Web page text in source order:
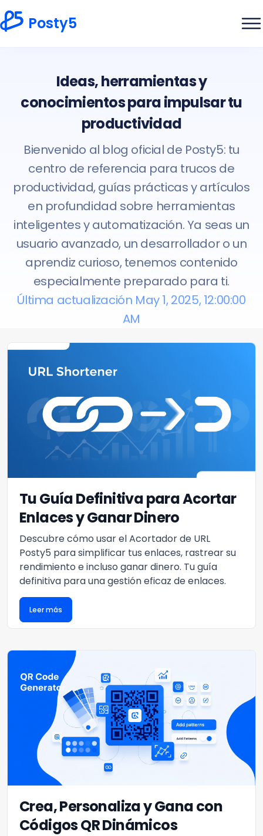
Posty5
Ideas, herramientas y
conocimientos para impulsar tu
productividad
Bienvenido al blog oficial de Posty5: tu
centro de referencia para trucos de
productividad, guías prácticas y artículos
en profundidad sobre herramientas
inteligentes y automatización. Ya seas un
usuario avanzado, un desarrollador o un
aprendiz curioso, tenemos contenido
especialmente preparado para ti.
Última actualización May 1, 2025, 12:00:00
AM
Tu Guía Definitiva para Acortar
Enlaces y Ganar Dinero
Descubre cómo usar el Acortador de URL
Posty5 para simplificar tus enlaces, rastrear su
rendimiento e incluso ganar dinero. Tu guía
definitiva para una gestión eficaz de enlaces.
Leer más
Crea, Personaliza y Gana con
Códigos QR Dinámicos